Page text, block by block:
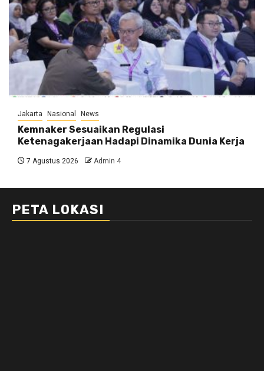
Jakarta Nasional News
Kemnaker Sesuaikan Regulasi
Ketenagakerjaan Hadapi Dinamika Dunia Kerja
7 Agustus 2026 Admin 4
PETA LOKASI